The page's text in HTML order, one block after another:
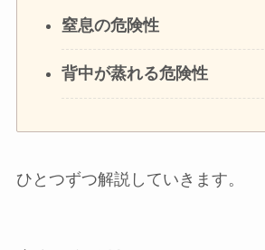
窒息の危険性
背中が蒸れる危険性
ひとつずつ解説していきます。